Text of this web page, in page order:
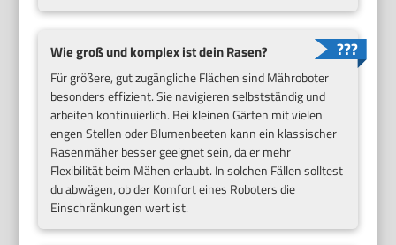
Wie groß und komplex ist dein Rasen?
Für größere, gut zugängliche Flächen sind Mähroboter
besonders effizient. Sie navigieren selbstständig und
arbeiten kontinuierlich. Bei kleinen Gärten mit vielen
engen Stellen oder Blumenbeeten kann ein klassischer
Rasenmäher besser geeignet sein, da er mehr
Flexibilität beim Mähen erlaubt. In solchen Fällen solltest
du abwägen, ob der Komfort eines Roboters die
Einschränkungen wert ist.